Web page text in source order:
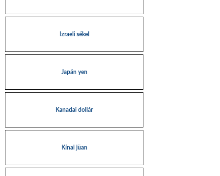
Izraeli sékel
Japán yen
Kanadai dollár
Kínai jüan